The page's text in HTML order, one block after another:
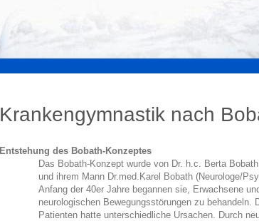
Krankengymnastik nach
Entstehung des Bobath-Konzeptes
Das Bobath-Konzept wurde von Dr. h.c. Berta
und ihrem Mann Dr.med.Karel Bobath (Neurologe/
Anfang der 40er Jahre begannen sie, Erwachsene
neurologischen Bewegungsstörungen zu behandeln.
Patienten hatte unterschiedliche Ursachen. Durch